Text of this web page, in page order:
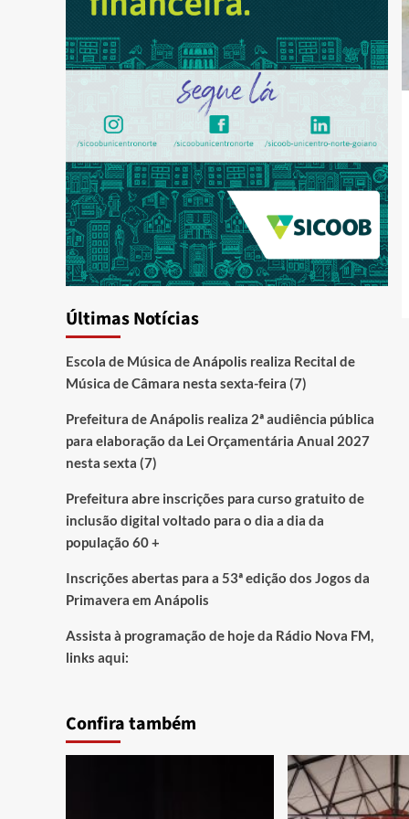
Últimas Notícias
Escola de Música de Anápolis realiza Recital de
Música de Câmara nesta sexta-feira (7)
Prefeitura de Anápolis realiza 2ª audiência pública
para elaboração da Lei Orçamentária Anual 2027
nesta sexta (7)
Prefeitura abre inscrições para curso gratuito de
inclusão digital voltado para o dia a dia da
população 60 +
Inscrições abertas para a 53ª edição dos Jogos da
Primavera em Anápolis
Assista à programação de hoje da Rádio Nova FM,
links aqui:
Confira também